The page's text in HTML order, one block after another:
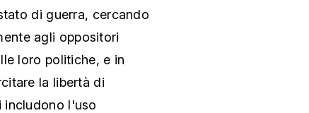
di guerra, cercando
agli oppositori
loro politiche, e in
la libertà di
includono l'uso